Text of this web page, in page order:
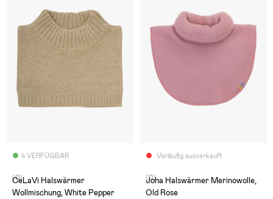
4 VERFÜGBAR
(0)
CeLaVi Halswärmer
Wollmischung, White Pepper
Vorläufig ausverkauft
(0)
Joha Halswärmer Merinowolle,
Old Rose